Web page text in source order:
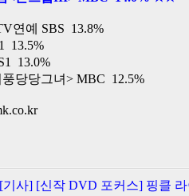
연예 SBS 13.8%
13.5%
13.0%
당당그녀> MBC 12.5%
[기사] [신작 DVD 포커스] 핑클